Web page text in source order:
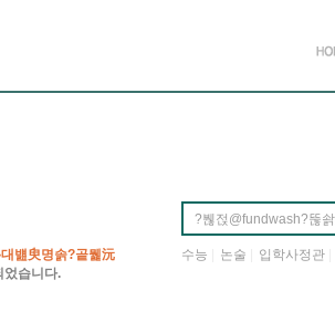
뱶臾명솕?곹뭹沅
었습니다.
수능 논술 입학사정관